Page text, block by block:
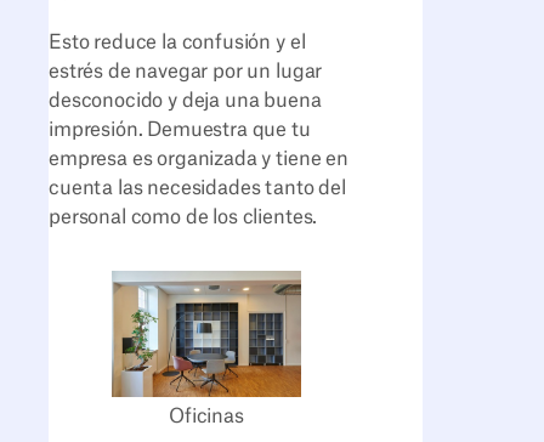
Esto reduce la confusión y el
estrés de navegar por un lugar
desconocido y deja una buena
impresión. Demuestra que tu
empresa es organizada y tiene en
cuenta las necesidades tanto del
personal como de los clientes.
Oficinas